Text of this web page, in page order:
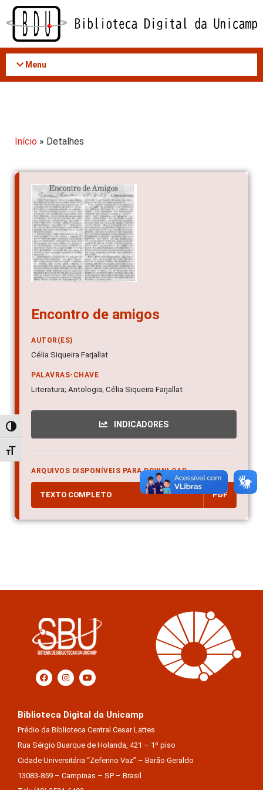
Acessar
conteúdo
Alternar alto contraste
Alternar tamanho da fonte
Menu
Início » Detalhes
Encontro de amigos
AUTOR(ES)
Célia Siqueira Farjallat
PALAVRAS-CHAVE
Literatura; Antologia; Célia Siqueira Farjallat
INDICADORES
ARQUIVOS DISPONÍVEIS PARA DOWNLOAD
TEXTO COMPLETO PDF
Biblioteca Digital da Unicamp
Prédio da Biblioteca Central Cesar Lattes
Rua Sérgio Buarque de Holanda, 421 – 1º piso
Cidade Universitária “Zeferino Vaz” – Barão Geraldo
13083-859 – Campinas – SP – Brasil